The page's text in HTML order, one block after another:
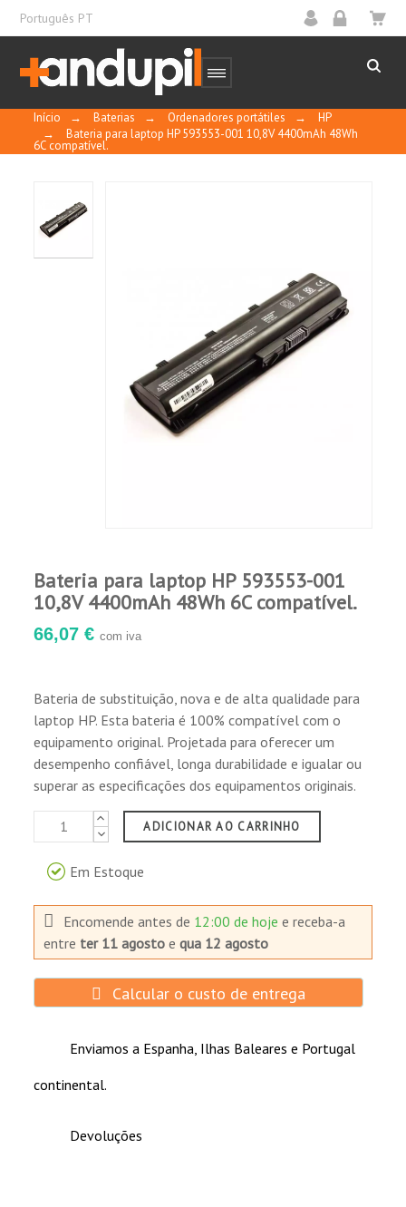
Português PT
Início → Baterias → Ordenadores portátiles →
HP
→
Bateria para laptop HP 593553-001 10,8V 4400mAh 48Wh
6C compatível.
Bateria para laptop HP 593553-001
10,8V 4400mAh 48Wh 6C compatível.
66,07 € com iva
Bateria de substituição, nova e de alta qualidade para
laptop HP. Esta bateria é 100% compatível com o
equipamento original. Projetada para oferecer um
desempenho confiável, longa durabilidade e igualar ou
superar as especificações dos equipamentos originais.
ADICIONAR AO CARRINHO
Em Estoque
Encomende antes de 12:00 de hojee receba-a
entre ter 11 agosto equa 12 agosto
Calcular o custo de entrega
Enviamos a Espanha, Ilhas Baleares e Portugal
continental.
Devoluções
Contatos banhados a ouro para alto
Carcaças fabricadas com plástico ABS e
policarbonato para oferecer maior resistência.
Submetidas a testes de qualidade extensos,
incluindo ciclo de temperatura, curto-circuito
externo, choques, teste de sobrecarga e
desempenho.
Garantia de 12 meses para defeitos de